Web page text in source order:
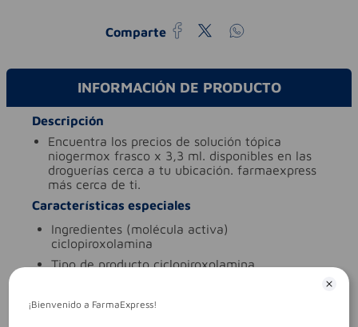
Comparte
INFORMACIÓN DE PRODUCTO
Descripción
encuentra los precios de solución tópica
niogermox frasco x 3,3 ml. disponibles en las
droguerías cerca a tu ubicación. farmaexpress
más cerca de ti.
Características especiales
ingredientes (molécula activa)
ciclopiroxolamina
tipo de producto ciclopiroxolamina
codigo invima 2017m-0017658
¡Bienvenido a FarmaExpress!